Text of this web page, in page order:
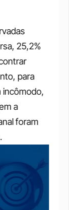
25,2%
para
incômodo,
a
foram